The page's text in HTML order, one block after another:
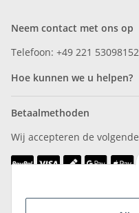
Neem contact met ons op
Telefoon: +49 221 53098152
Hoe kunnen we u helpen?
Betaalmethoden
Wij accepteren de